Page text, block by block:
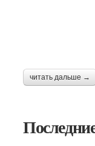
читать дальше →